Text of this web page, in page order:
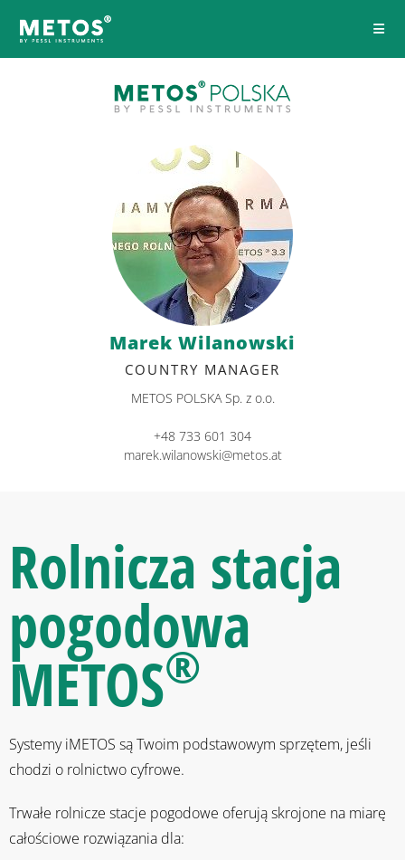
Marek Wilanowski
COUNTRY MANAGER
METOS POLSKA Sp. z o.o.
+48 733 601 304
marek.wilanowski@metos.at
Rolnicza stacja
pogodowa
METOS®
Systemy iMETOS są Twoim podstawowym sprzętem, jeśli
chodzi o rolnictwo cyfrowe.
Trwałe rolnicze stacje pogodowe oferują skrojone na miarę
całościowe rozwiązania dla: